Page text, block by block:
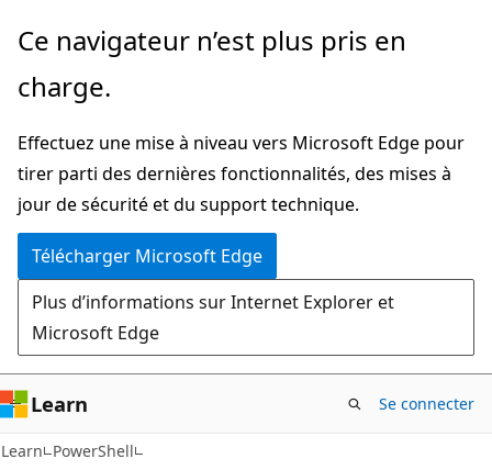
Passer
directement
au
principal
Ce navigateur n’est plus pris en
charge.
Effectuez une mise à niveau vers Microsoft Edge pour
tirer parti des dernières fonctionnalités, des mises à
jour de sécurité et du support technique.
Télécharger Microsoft Edge
Plus d’informations sur Internet Explorer et
Microsoft Edge
Learn Se connecter
Learn PowerShell